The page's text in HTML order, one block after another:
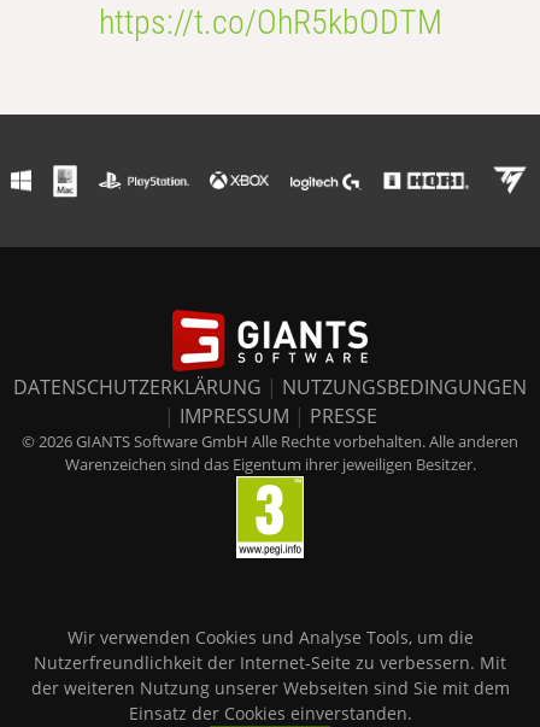
https://t.co/OhR5kbODTM
DATENSCHUTZERKLÄRUNG | NUTZUNGSBEDINGUNGEN
| IMPRESSUM | PRESSE
© 2026 GIANTS Software GmbH Alle Rechte vorbehalten. Alle anderen
Warenzeichen sind das Eigentum ihrer jeweiligen Besitzer.
Wir verwenden Cookies und Analyse Tools, um die
Nutzerfreundlichkeit der Internet-Seite zu verbessern. Mit
der weiteren Nutzung unserer Webseiten sind Sie mit dem
Einsatz der Cookies einverstanden.